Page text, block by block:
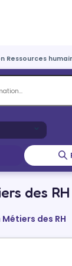
Ressources
des
des RH